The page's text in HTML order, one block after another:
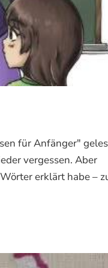
für Anfänger"
vergessen. Aber
erklärt habe –